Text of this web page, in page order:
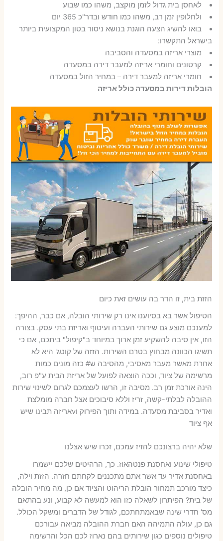
לאחסן בית גדול לזמן מוקצב, משהו כמו שבוע
ולחלופין זמן רב, משהו כמו חודש ובדר"כ 365 יום
בואו להשיג הצעה הוגנת בנושא ניסור בטון המקצועית ביותר
בישראל התקשרו:
מוצרי אריזה במסעדה והסביבה
קרטונים וחומרי אריזה למעבר דירה במסעדה
חומרי אריזה למעבר דירה – במחיר הזול במסעדה
הובלות דירות במסעדה כולל אריזה
הזזת בית, זו הדר בה עושים זאת כיום
הטיפול אשר בא בסיוענו אינו רק שירותי הובלה, אם כבר, ההיפך:
למענכם מוצע גם שירותי העברה ועיטוף ואריזת בתי עסק. בצורה
הזו, אין סיבה להשקיע זמן ארוך במיוחד ב"קיפול" ביתכם, אם כי
תשיגו הכוונה מבחוץ בטרם השירות. הזזה של קוטג' היא לא
אחרת מאשר מעבר מאסיבי, מהסיבה ש# כזה מונים כמות
מרשימה של ציוד, וככה הוצאה לפועל של אריזת הבית ע"פ רוב,
הינה אורכת זמן רב. מסיבה זו, הרשו לעצמכם לגרום לשינוי שירות
ההובלה לבלתי-קשה, זריז וללא סיבוכים אצל חברה מומלצת
ואדיר בסביבת מסעדה. במידה ותוך הפירוק וvאריזה תבינו שיש
אף ציוד
שלא יהיה ברצונכם להזיז עמכם, זכרו שיש אצלנו
טיפולי שינוע ואחסנת פנטהאוז. כך, הרהיטים שלכם יישמרו
באחסנת אדיר עד אשר אתם מתכננים לקחתם חזרה. הזזת וילה,
כיצד מורכב תמחור הובלת הריהוט והציוד אם כן, מה מחיר הובלה
של בית? הפיתרון לשאלה כזו הוא למעשה לא קבוע, ונע בהתאם
מס' חדרי שינה שבאמתחתכם, לגודל של הדברים ומשקל הכולל.
גם כן, עולה התמיהה האם חברת ההובלה מביאה עבורכם
טיפולים נוספים כגון שירותים בהם נארוז לכם הכל והרשימה